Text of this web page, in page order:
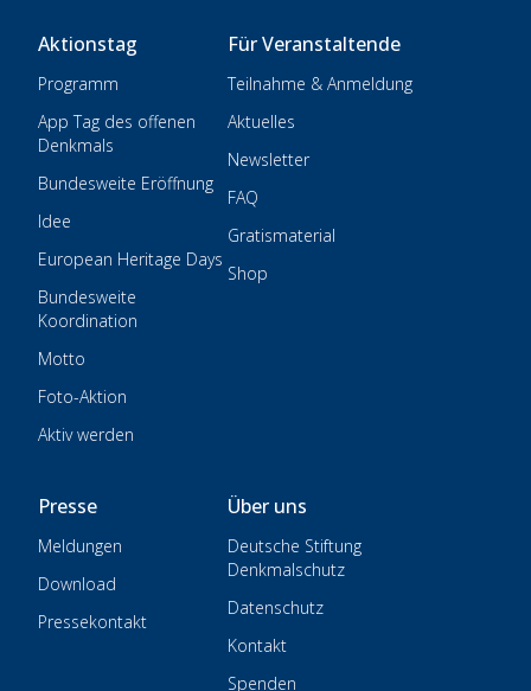
Aktionstag
Programm
App Tag des offenen
Denkmals
Bundesweite Eröffnung
Idee
European Heritage Days
Bundesweite
Koordination
Motto
Foto-Aktion
Aktiv werden
Für Veranstaltende
Teilnahme & Anmeldung
Aktuelles
Newsletter
FAQ
Gratismaterial
Shop
Presse
Meldungen
Download
Pressekontakt
Über uns
Deutsche Stiftung
Denkmalschutz
Datenschutz
Kontakt
Spenden